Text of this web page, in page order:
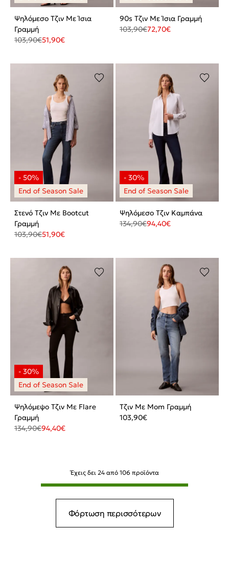
Ψηλόμεσο Τζιν Με Ίσια
Γραμμή
103,90€51,90€
90s Τζιν Με Ίσια Γραμμή
103,90€72,70€
Στενό Τζιν Με Bootcut
Γραμμή
103,90€51,90€
Ψηλόμεσο Τζιν Καμπάνα
134,90€94,40€
Ψηλόμεψο Τζιν Με Flare
Γραμμή
134,90€94,40€
Τζιν Με Mom Γραμμή
103,90€
Έχεις δει 24από 106 προϊόντα
Φόρτωση περισσότερων